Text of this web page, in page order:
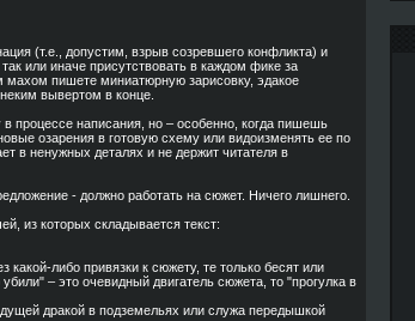
(т.е., допустим, взрыв созревшего конфликта) и
или иначе присутствовать в каждом фике за
махом пишете миниатюрную зарисовку, эдакое
вывертом в конце.
процессе написания, но – особенно, когда пишешь
озарения в готовую схему или видоизменять ее по
в ненужных деталях и не держит читателя в
- должно работать на сюжет. Ничего лишнего.
из которых складывается текст:
либо привязки к сюжету, те только бесят или
– это очевидный двигатель сюжета, то "прогулка в
дракой в подземельях или служа передышкой